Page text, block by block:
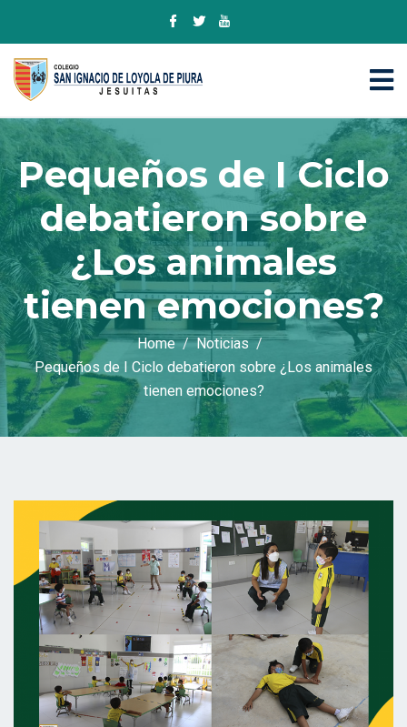
Pequeños de I Ciclo
debatieron sobre
¿Los animales
tienen emociones?
Home
Noticias
Pequeños de I Ciclo debatieron sobre ¿Los animales
tienen emociones?